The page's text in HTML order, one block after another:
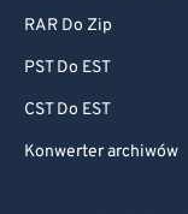
RAR Do Zip
PST Do EST
CST Do EST
Konwerter archiwów